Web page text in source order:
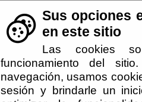
Sus opciones
en este sitio
Las cookies
funcionamiento del
navegación, usamos
sesión y brindarle un